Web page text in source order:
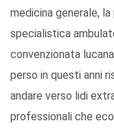
medicina generale,
specialistica
convenzionata
perso in questi anni
andare verso lidi
professionali che